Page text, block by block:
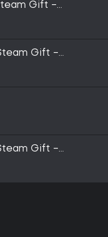
Gift -
Gift -
Gift -